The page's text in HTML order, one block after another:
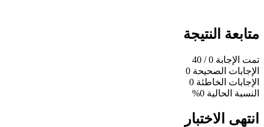
متابعة النتيجة
تمت الإجابة 0
/ 40
الإجابات الصحيحة 0
الإجابات الخاطئة 0
النسبة الحالية 0%
انتهى الاختبار